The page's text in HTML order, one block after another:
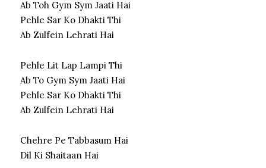
Ab Toh Gym Sym Jaati Hai
Pehle Sar Ko Dhakti Thi
Ab Zulfein Lehrati Hai
Pehle Lit Lap Lampi Thi
Ab To Gym Sym Jaati Hai
Pehle Sar Ko Dhakti Thi
Ab Zulfein Lehrati Hai
Chehre Pe Tabbasum Hai
Dil Ki Shaitaan Hai